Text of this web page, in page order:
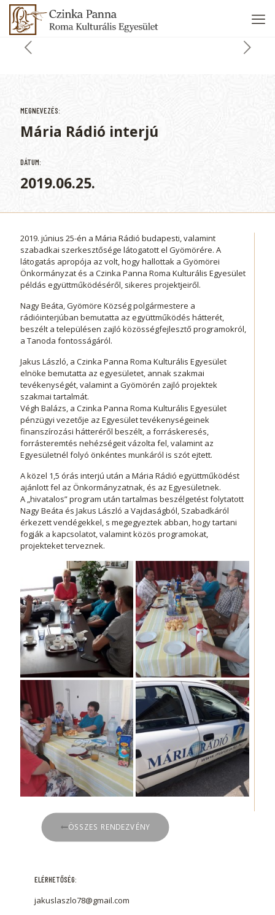
MEGNEVEZÉS:
Mária Rádió interjú
DÁTUM:
2019.06.25.
2019. június 25-én a Mária Rádió budapesti, valamint
szabadkai szerkesztősége látogatott el Gyömörére. A
látogatás apropója az volt, hogy hallottak a Gyömörei
Önkormányzat és a Czinka Panna Roma Kulturális Egyesület
példás együttműködéséről, sikeres projektjeiről.
Nagy Beáta, Gyömöre Község polgármestere a
rádióinterjúban bemutatta az együttműködés hátterét,
beszélt a településen zajló közösségfejlesztő programokról,
a Tanoda fontosságáról.
Jakus László, a Czinka Panna Roma Kulturális Egyesület
elnöke bemutatta az egyesületet, annak szakmai
tevékenységét, valamint a Gyömörén zajló projektek
szakmai tartalmát.
Végh Balázs, a Czinka Panna Roma Kulturális Egyesület
pénzügyi vezetője az Egyesület tevékenységeinek
finanszírozási hátteréről beszélt, a forráskeresés,
forrásteremtés nehézségeit vázolta fel, valamint az
Egyesületnél folyó önkéntes munkáról is szót ejtett.
A közel 1,5 órás interjú után a Mária Rádió együttműködést
ajánlott fel az Önkormányzatnak, és az Egyesületnek.
A „hivatalos” program után tartalmas beszélgetést folytatott
Nagy Beáta és Jakus László a Vajdaságból, Szabadkáról
érkezett vendégekkel, s megegyeztek abban, hogy tartani
fogják a kapcsolatot, valamint közös programokat,
projekteket terveznek.
ÖSSZES RENDEZVÉNY
ELÉRHETŐSÉG:
jakuslaszlo78@gmail.com